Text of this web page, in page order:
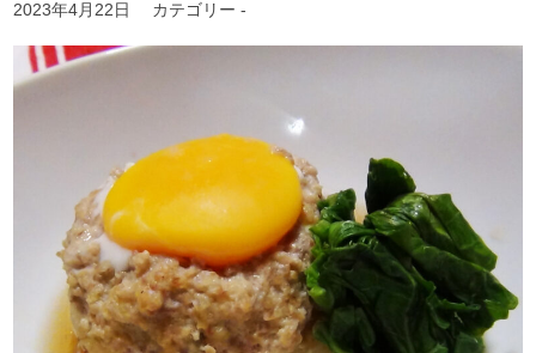
2023年4月22日 カテゴリー -